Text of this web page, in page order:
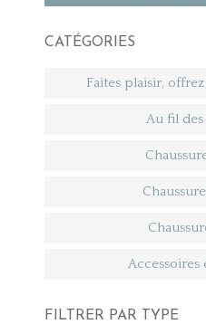
CATÉGORIES
Faites plaisir,
Au fil des
FILTRER PAR TYPE